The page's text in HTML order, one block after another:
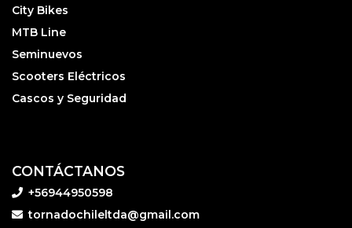
City Bikes
MTB Line
Seminuevos
Scooters Eléctricos
Cascos y Seguridad
CONTÁCTANOS
+56944950598
tornadochileltda@gmail.com